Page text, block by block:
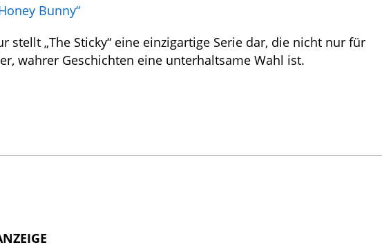
Bunny“
„The Sticky“ eine einzigartige Serie dar, die nicht nur für
wahrer Geschichten eine unterhaltsame Wahl ist.